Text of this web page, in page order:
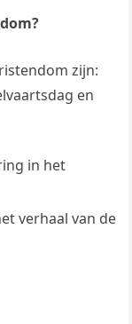
zijn:
en
in het
verhaal van de